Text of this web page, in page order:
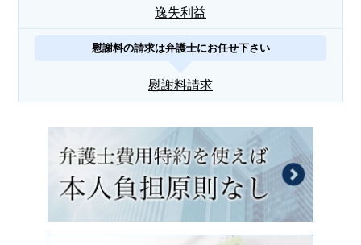
逸失利益
慰謝料の請求は弁護士にお任せ下さい
慰謝料請求